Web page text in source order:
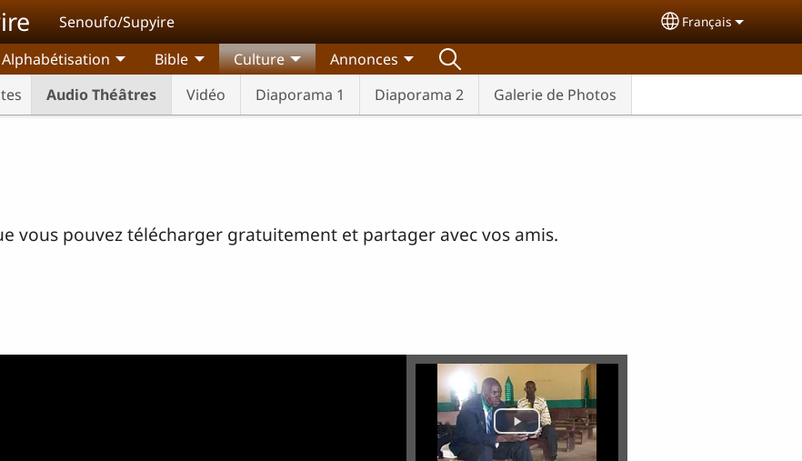
Senoufo/Supyire Select your
Français
Alphabétisation Bible
Culture
Audio Théâtres Vidéo Diaporama 1 Diaporama 2 Galerie de Photos
Annonces
vous pouvez télécharger gratuitement et partager avec vos amis.